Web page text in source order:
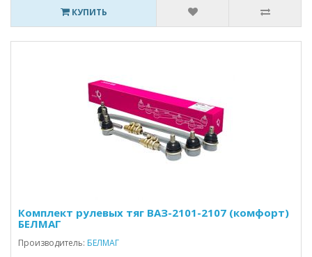
КУПИТЬ
Комплект рулевых тяг ВАЗ-2101-2107 (комфорт)
БЕЛМАГ
Производитель: БЕЛМАГ